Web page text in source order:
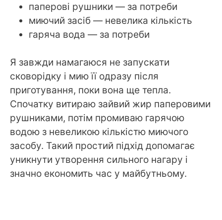
паперові рушники — за потреби
миючий засіб — невелика кількість
гаряча вода — за потреби
Я завжди намагаюся не запускати
сковорідку і мию її одразу після
приготування, поки вона ще тепла.
Спочатку витираю зайвий жир паперовими
рушниками, потім промиваю гарячою
водою з невеликою кількістю миючого
засобу. Такий простий підхід допомагає
уникнути утворення сильного нагару і
значно економить час у майбутньому.